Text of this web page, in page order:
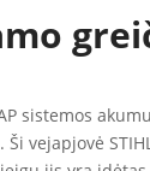
sistemos
. Ši vejapjovė